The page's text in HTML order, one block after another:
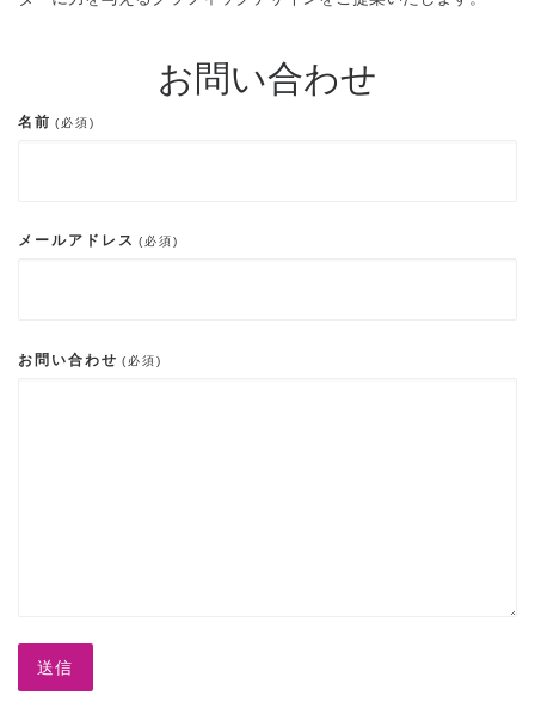
お問い合わせ
名前 (必須)
メールアドレス (必須)
お問い合わせ (必須)
送信